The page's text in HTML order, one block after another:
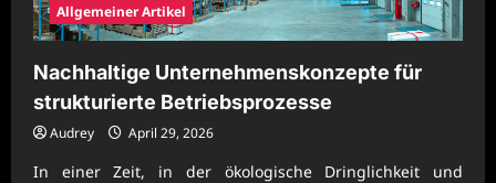
Allgemeiner Artikel
Nachhaltige Unternehmenskonzepte für
strukturierte Betriebsprozesse
Audrey April 29, 2026
In einer Zeit, in der ökologische Dringlichkeit und